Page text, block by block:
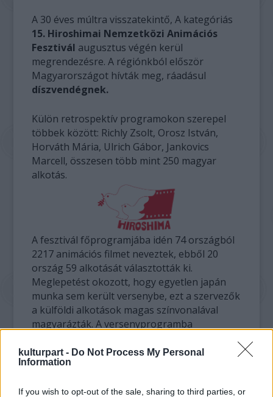
kulturpart - Do Not Process My Personal
Information
If you wish to opt-out of the sale, sharing to third parties, or
A 30 éves múltra visszatekintő, A kategóriás
15. Hiroshimai Nemzetközi Animációs
Fesztivál augusztus végén kerül
megrendezésre. A régiónkból először
Magyarországot hívták meg, ráadásul
díszvendégnek.
Külön retrospektív programokon szerepel
többek között: Richly Zsolt, Orosz István,
Horváth Mária, Ulrich Gábor, Jankovics
Marcell, összesen több mint 250 magyar
alkotás.
A fesztivál főprogramjába idén 74 országból
2217 animációs filmet neveztek, ebből 20
ország 59 alkotását választották ki.
Meglepetést okozott, hogy egyetlen japán
munka sem került versenybe, ezt a szervezők
a külföldi alkotások magas színvonalával
magyarázták. A versenyprogramba
egyetem hallgatóinak diplomafilmje.
magyar megjelenés arculatát, a